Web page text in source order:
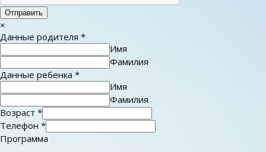
Отправить
×
Данные родителя *
Имя
Фамилия
Данные ребенка *
Имя
Фамилия
Возраст *
Телефон *
Программа